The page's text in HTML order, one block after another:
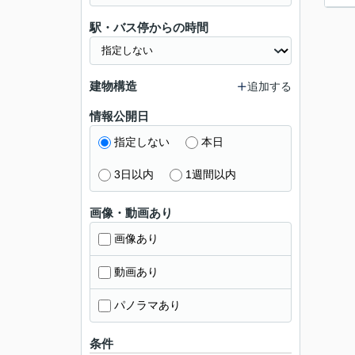
駅・バス停からの時間
建物構造 追加する
情報公開日
指定しない 本日
3日以内 1週間以内
画像・動画あり
画像あり
動画あり
パノラマあり
条件